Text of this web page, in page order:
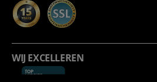
WIJ EXCELLEREN